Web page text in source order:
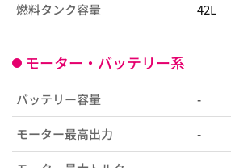
燃料タンク容量 42L
モーター・バッテリー系
バッテリー容量 -
モーター最高出力 -